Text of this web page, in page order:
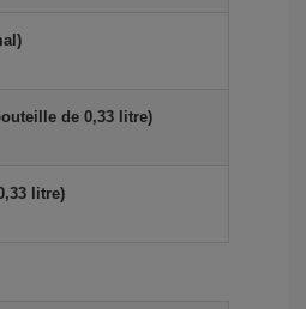
de 0,33 litre)
litre)